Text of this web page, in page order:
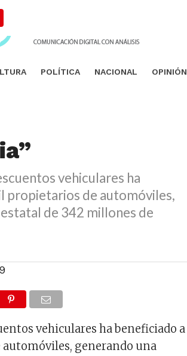
POLÍTICA NACIONAL OPINIÓN
vehiculares ha
propietarios de automóviles,
de 342 millones de
vehiculares ha beneficiado a
generando una